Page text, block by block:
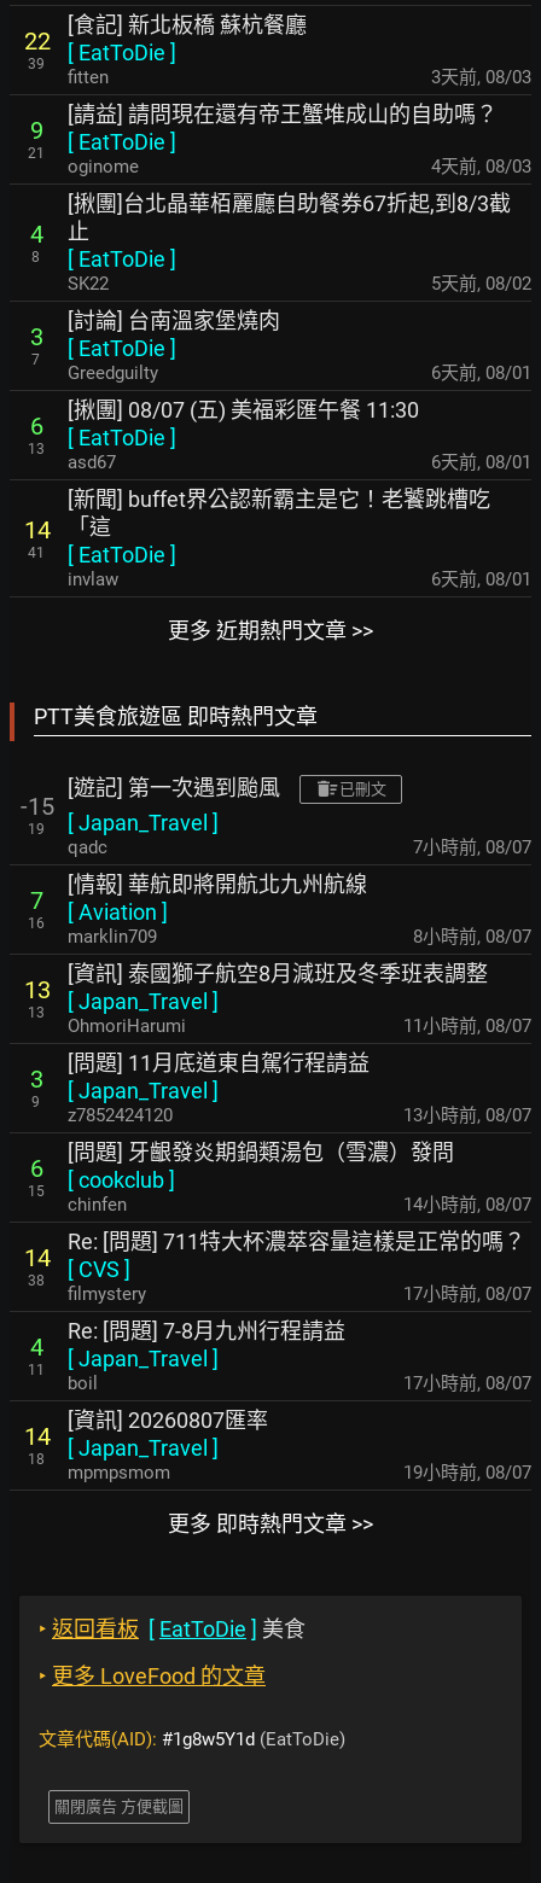
22
39
[食記] 新北板橋 蘇杭餐廳
[ EatToDie ]
fitten 3天前, 08/03
9
21
[請益] 請問現在還有帝王蟹堆成山的自助嗎？
[ EatToDie ]
oginome 4天前, 08/03
4
8
[揪團]台北晶華栢麗廳自助餐券67折起,到8/3截
止
[ EatToDie ]
SK22 5天前, 08/02
3
7
[討論] 台南溫家堡燒肉
[ EatToDie ]
Greedguilty 6天前, 08/01
6
13
[揪團] 08/07 (五) 美福彩匯午餐 11:30
[ EatToDie ]
asd67 6天前, 08/01
14
41
[新聞] buffet界公認新霸主是它！老饕跳槽吃
「這
[ EatToDie ]
invlaw 6天前, 08/01
更多 近期熱門文章 >>
PTT美食旅遊區 即時熱門文章
-15
19
[遊記] 第一次遇到颱風 已刪文
[Japan_Travel ]
qadc 7小時前, 08/07
7
16
[情報] 華航即將開航北九州航線
[Aviation ]
marklin709 8小時前, 08/07
13
13
[資訊] 泰國獅子航空8月減班及冬季班表調整
[Japan_Travel ]
OhmoriHarumi 11小時前, 08/07
3
9
[問題] 11月底道東自駕行程請益
[Japan_Travel ]
z7852424120 13小時前, 08/07
6
15
[問題] 牙齦發炎期鍋類湯包（雪濃）發問
[cookclub]
chinfen 14小時前, 08/07
14
38
Re: [問題] 711特大杯濃萃容量這樣是正常的嗎？
[ CVS ]
filmystery 17小時前, 08/07
4
11
Re: [問題] 7-8月九州行程請益
[Japan_Travel ]
boil 17小時前, 08/07
14
18
[資訊] 20260807匯率
[Japan_Travel ]
mpmpsmom 19小時前, 08/07
更多 即時熱門文章 >>
‣ 返回看板 [ EatToDie ] 美食
‣ 更多 LoveFood 的文章
文章代碼(AID): #1g8w5Y1d (EatToDie)
關閉廣告 方便截圖